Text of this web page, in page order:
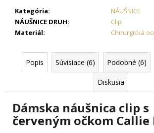
Kategória:
NÁUŠNICE
NÁUŠNICE DRUH:
Clip
Materiál: Chirurgická
Popis Súvisiace (6) Podobné (6)
Diskusia
Dámska náušnica clip s
červeným očkom Callie
e
PRÍVESKOM
ANJEL
KRÍŽIKU
+
PRI
TOMTO
PRODUKTE